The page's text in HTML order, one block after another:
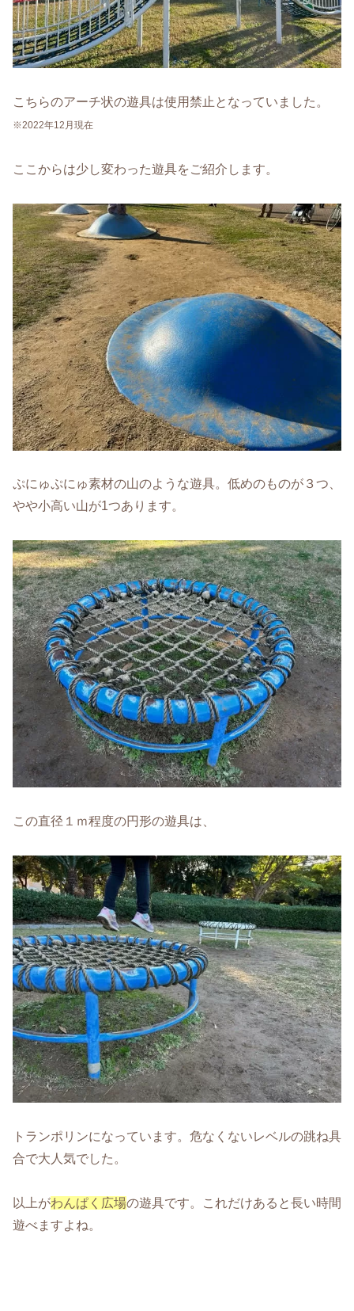
こちらのアーチ状の遊具は使用禁止となっていました。
※2022年12月現在
ここからは少し変わった遊具をご紹介します。
ぷにゅぷにゅ素材の山のような遊具。低めのものが３つ、
やや小高い山が1つあります。
この直径１ｍ程度の円形の遊具は、
トランポリンになっています。危なくないレベルの跳ね具
合で大人気でした。
以上がわんぱく広場の遊具です。これだけあると長い時間
遊べますよね。